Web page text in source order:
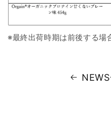
※最終出荷時期は前後する場